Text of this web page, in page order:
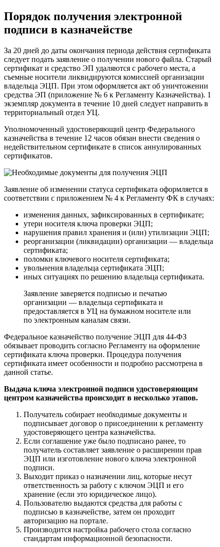
Порядок получения электронной
подписи в казначействе
За 20 дней до даты окончания периода действия сертификата
следует подать заявление о получении нового файла. Старый
сертификат и средство ЭП удаляются с рабочего места, а
съемные носители ликвидируются комиссией организации
владельца ЭЦП. При этом оформляется акт об уничтожении
средства ЭП (приложение № 6 к Регламенту Казначейства). 1
экземпляр документа в течение 10 дней следует направить в
территориальный отдел УЦ.
Уполномоченный удостоверяющий центр Федерального
казначейства в течение 12 часов обязан внести сведения о
недействительном сертификате в список аннулированных
сертификатов.
Заявление об изменении статуса сертификата оформляется в
соответствии с приложением № 4 к Регламенту ФК в случаях:
изменения данных, зафиксированных в сертификате;
утери носителя ключа проверки ЭЦП;
нарушения правил хранения и (или) утилизации ЭЦП;
реорганизации (ликвидации) организации — владельца
сертификата;
поломки ключевого носителя сертификата;
увольнения владельца сертификата ЭЦП;
иных ситуациях по решению владельца сертификата.
Заявление заверяется подписью и печатью
организации — владельца сертификата и
предоставляется в УЦ на бумажном носителе или
по электронным каналам связи.
Федеральное казначейство получение ЭЦП для 44-ФЗ
обязывает проводить согласно Регламенту на оформление
сертификата ключа проверки. Процедура получения
сертификата имеет особенности и подробно рассмотрена в
данной статье.
Выдача ключа электронной подписи удостоверяющим
центром казначейства происходит в несколько этапов.
Получатель собирает необходимые документы и
подписывает договор о присоединении к регламенту
удостоверяющего центра казначейства.
Если соглашение уже было подписано ранее, то
получатель составляет заявление о расширении прав
ЭЦП или изготовление нового ключа электронной
подписи.
Выходит приказ о назначении лиц, которые несут
ответственность за работу с ключом ЭЦП и его
хранение (если это юридическое лицо).
Пользователю выдаются средства для работы с
подписью в казначействе, затем он проходит
авторизацию на портале.
Производится настройка рабочего стола согласно
стандартам информационной безопасности.